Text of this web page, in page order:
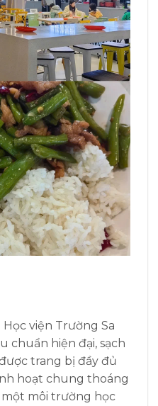
viện Trường Sa
chuẩn hiện đại, sạch
trang bị đầy đủ
hoạt chung thoáng
một môi trường học